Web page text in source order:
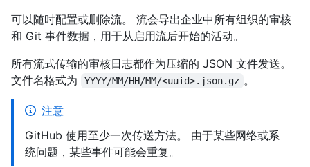
可以随时配置或删除流。 流会导出企业中所有组织的审核
和 Git 事件数据，用于从启用流后开始的活动。
所有流式传输的审核日志都作为压缩的 JSON 文件发送。
文件名格式为
YYYY/MM/HH/MM/<uuid>.json.gz 。
注意
GitHub 使用至少一次传送方法。 由于某些网络或系
统问题，某些事件可能会重复。